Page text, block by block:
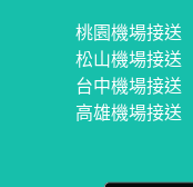
桃園機場接送
松山機場接送
台中機場接送
高雄機場接送